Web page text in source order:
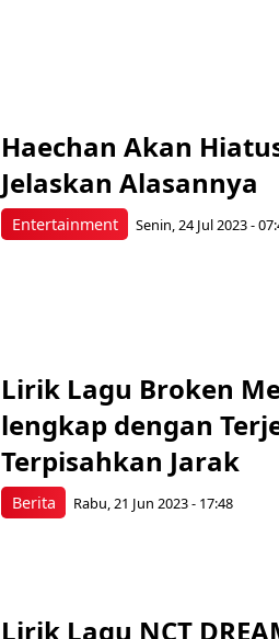
Entertainment
Haechan Akan
Jelaskan Alasannya
Senin, 24 Jul 2023 -
Berita
Lirik Lagu Broken
lengkap dengan
Terpisahkan Jarak
Rabu, 21 Jun 2023 - 17:48
Lirik Lagu NCT